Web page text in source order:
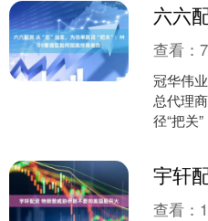
查看：
冠华伟
总代理
径“把关
查看：